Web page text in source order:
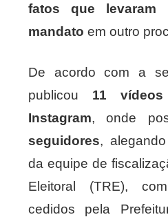
fatos que
mandato em outro
De acordo com a
publicou 11
Instagram, onde
seguidores,
da equipe de
Eleitoral (TRE),
cedidos pela